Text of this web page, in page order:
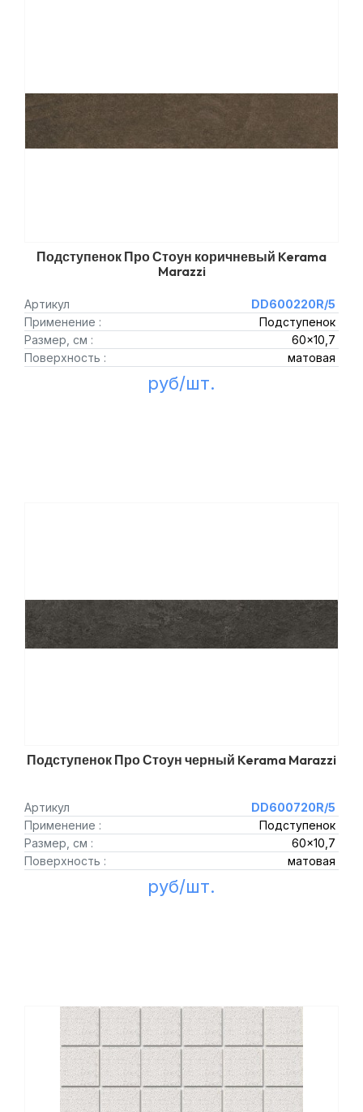
Подступенок Про Стоун коричневый Kerama
Marazzi
Артикул
DD600220R/5
Применение :
Подступенок
Размер, см :
60x10,7
Поверхность :
матовая
руб/шт.
Подступенок Про Стоун черный Kerama Marazzi
Артикул
DD600720R/5
Применение :
Подступенок
Размер, см :
60x10,7
Поверхность :
матовая
руб/шт.